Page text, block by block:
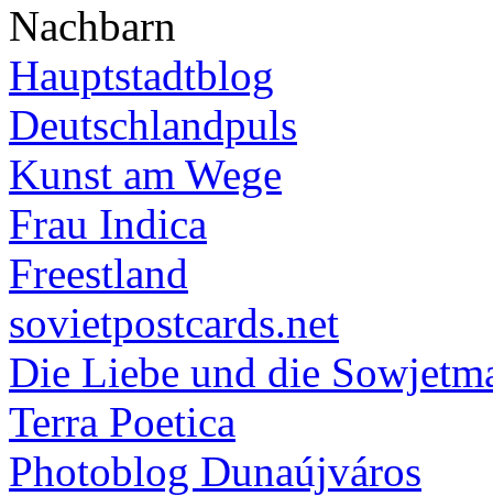
Nachbarn
Hauptstadtblog
Deutschlandpuls
Kunst am Wege
Frau Indica
Freestland
sovietpostcards.net
Die Liebe und die
Terra Poetica
Photoblog Dunaújváros